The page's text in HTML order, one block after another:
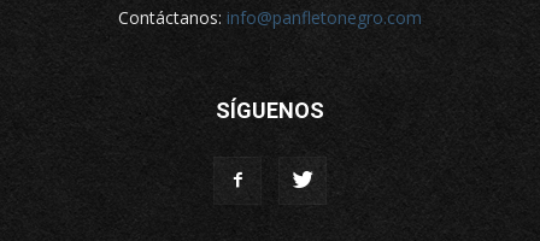
Contáctanos: info@panfletonegro.com
SÍGUENOS